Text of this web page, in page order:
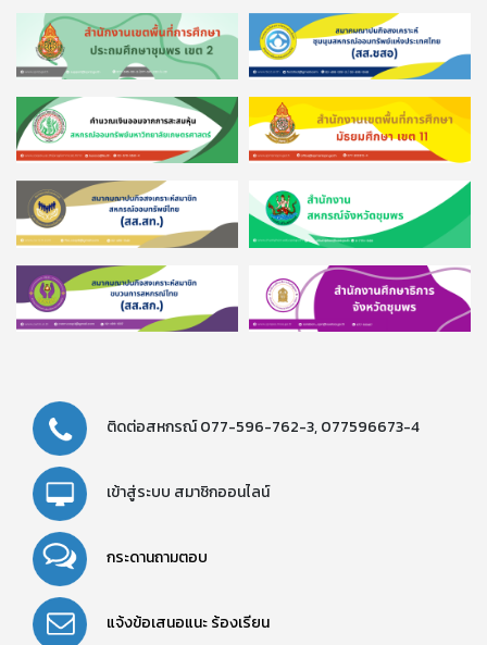
ติดต่อสหกรณ์077-596-762-3,077596673-4
เข้าสู่ระบบ สมาชิกออนไลน์
กระดานถามตอบ
แจ้งข้อเสนอแนะร้องเรียน